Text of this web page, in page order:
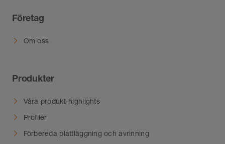
Företag
Om oss
Produkter
Våra produkt-highlights
Profiler
Förbereda plattläggning och avrinning